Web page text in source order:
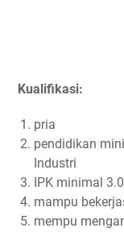
Kualifikasi:
pria
pendidikan
Industri
IPK minimal
mampu
mempu